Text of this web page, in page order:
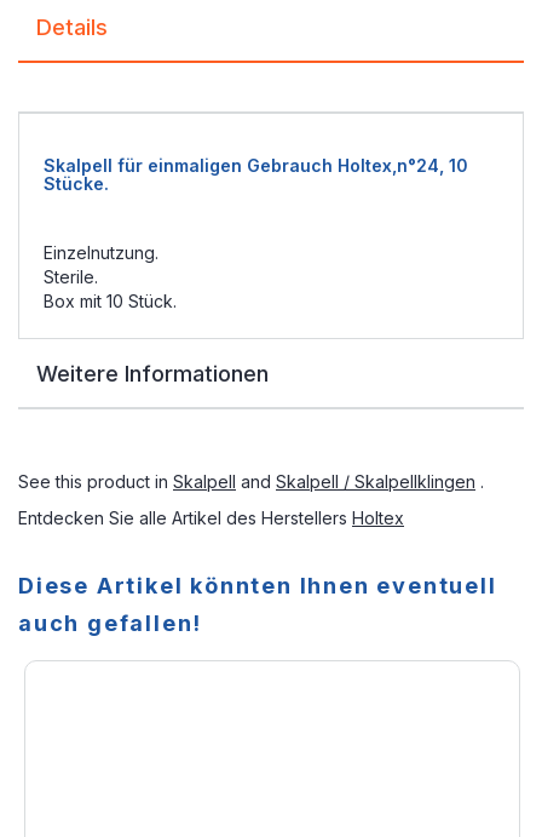
Details
Skalpell für einmaligen Gebrauch Holtex,n°24, 10
Stücke.
Einzelnutzung.
Sterile.
Box mit 10 Stück.
Weitere Informationen
See this product in Skalpell and Skalpell / Skalpellklingen .
Entdecken Sie alle Artikel des Herstellers Holtex
Diese Artikel könnten Ihnen eventuell
auch gefallen!